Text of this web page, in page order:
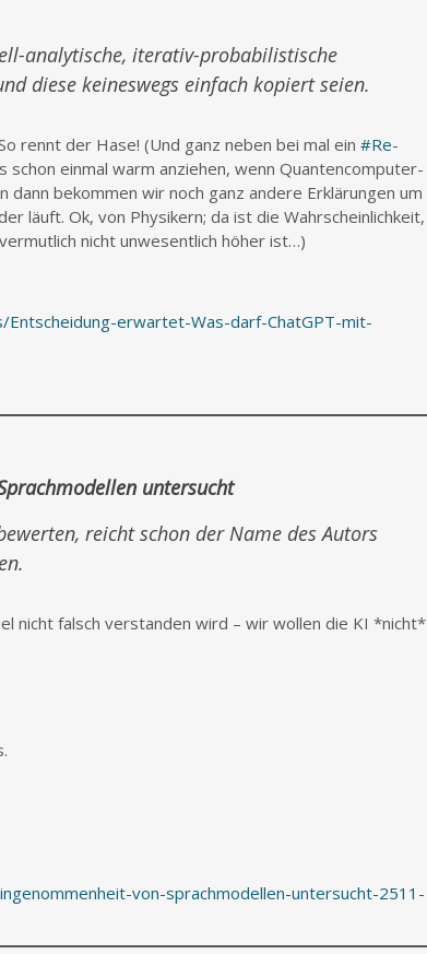
analytische, iterativ-probabilistische
diese keineswegs einfach kopiert seien.
rennt der Hase! (Und ganz neben bei mal ein #Re-
einmal warm anziehen, wenn Quantencomputer-
dann bekommen wir noch ganz andere Erklärungen um
läuft. Ok, von Physikern; da ist die Wahrscheinlichkeit,
nicht unwesentlich höher ist…)
erwartet-Was-darf-ChatGPT-mit-
untersucht
reicht schon der Name des Autors
nicht falsch verstanden wird – wir wollen die KI *nicht*
von-sprachmodellen-untersucht-2511-